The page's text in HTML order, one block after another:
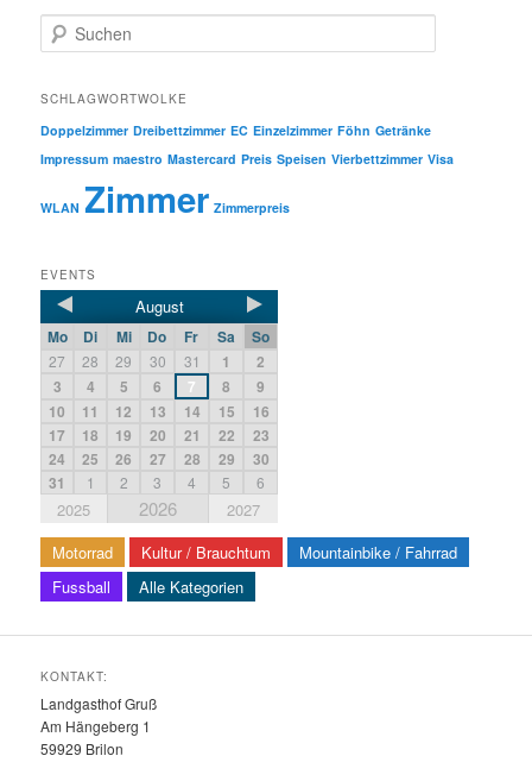
u
h
n
SCHLAGWORTWOLKE
Doppelzimmer Dreibettzimmer EC Einzelzimmer Föhn Getränke
Impressum maestro Mastercard Preis Speisen Vierbettzimmer Visa
WLAN Zimmer Zimmerpreis
EVENTS
August
Mo Di Mi Do Fr Sa So
27 28 29 30 31 1
2
3
4 5 6 7 8
9
10
11 12 13 14 15
16
17
18 19 20 21 22
23
24
25 26 27 28 29
30
31
1 2 3 4 5 6
2025 2026
2027
Motorrad
Kultur / Brauchtum
Mountainbike / Fahrrad
Fussball
Alle Kategorien
KONTAKT:
Landgasthof Gruß
Am Hängeberg 1
59929 Brilon